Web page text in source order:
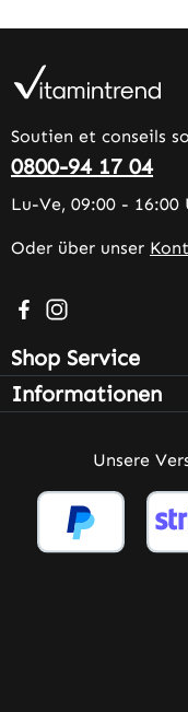
Soutien et conseils
0800-94 17 04
Lu-Ve, 09:00 - 16:00
Oder über unser
Besuche uns auf
Schau auf
Shop Service
Informationen
Unsere